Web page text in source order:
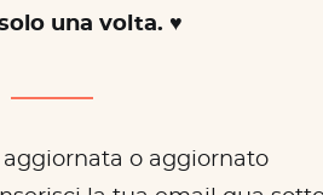
una volta. ♥
aggiornata o aggiornato